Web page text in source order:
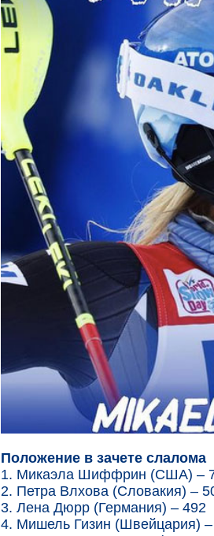
Положение в зачете слалома
1. Микаэла Шиффрин (США) –
2. Петра Влхова (Словакия) –
3. Лена Дюрр (Германия) – 492
4. Мишель Гизин (Швейцария)